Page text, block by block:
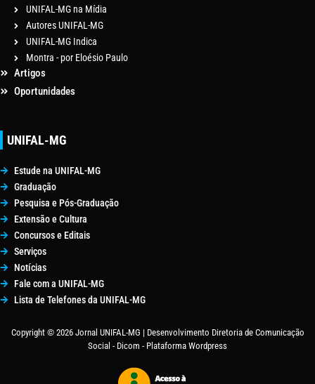
UNIFAL-MG na Mídia
Autores UNIFAL-MG
UNIFAL-MG Indica
Montra - por Eloésio Paulo
Artigos
Oportunidades
UNIFAL-MG
Estude na UNIFAL-MG
Graduação
Pesquisa e Pós-Graduação
Extensão e Cultura
Concursos e Editais
Serviços
Notícias
Fale com a UNIFAL-MG
Lista de Telefones da UNIFAL-MG
Copyright © 2026 Jornal UNIFAL-MG | Desenvolvimento Diretoria de Comunicação
Social - Dicom - Plataforma Wordpress